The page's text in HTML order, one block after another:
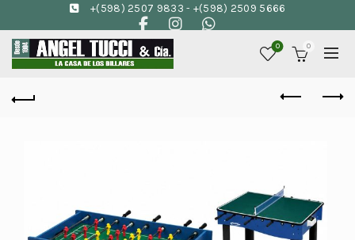
+(598) 2507 9833 - +(598) 2509 5666
0 0